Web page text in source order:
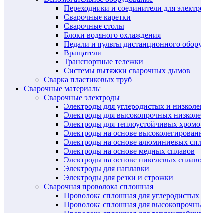
Переходники и соединители для
Сварочные каретки
Сварочные столы
Блоки водяного охлаждения
Педали и пульты дистанционного
Вращатели
Транспортные тележки
Системы вытяжки сварочных дымов
Сварка пластиковых труб
Сварочные материалы
Сварочные электроды
Электроды для углеродистых и
Электроды для высокопрочных
Электроды для теплоустойчивых
Электроды на основе
Электроды на основе алюминиевых
Электроды на основе медных сплавов
Электроды на основе никелевых
Электроды для наплавки
Электроды для резки и строжки
Сварочная проволока сплошная
Проволока сплошная для
Проволока сплошная для